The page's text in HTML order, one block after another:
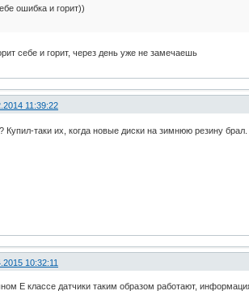
ошибка и горит))
себе и горит, через день уже не замечаешь
11:39:22
Купил-таки их, когда новые диски на зимнюю резину
10:32:11
Е классе датчики таким образом работают,